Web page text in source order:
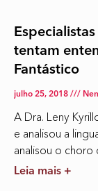
tentam
Fantástico
julho 25, 2018
A Dra. Leny
e analisou a
analisou o
Leia mais +